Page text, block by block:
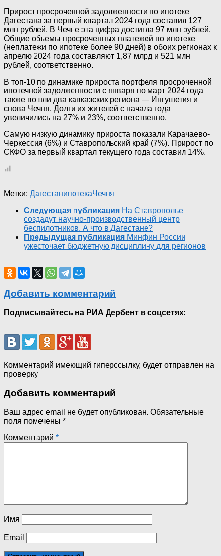
Прирост просроченной задолженности по ипотеке
Дагестана за первый квартал 2024 года составил 127
млн рублей. В Чечне эта цифра достигла 97 млн рублей.
Общие объемы просроченных платежей по ипотеке
(неплатежи по ипотеке более 90 дней) в обоих регионах к
апрелю 2024 года составляют 1,87 млрд и 521 млн
рублей, соответственно.
В топ-10 по динамике прироста портфеля просроченной
ипотечной задолженности с января по март 2024 года
также вошли два кавказских региона — Ингушетия и
снова Чечня. Долги их жителей с начала года
увеличились на 27% и 23%, соответственно.
Самую низкую динамику прироста показали Карачаево-
Черкессия (6%) и Ставропольский край (7%). Прирост по
СКФО за первый квартал текущего года составил 14%.
Метки: ДагестанипотекаЧечня
Следующая публикация На Ставрополье
создадут научно-производственный центр
беспилотников. А что в Дагестане?
Предыдущая публикация Минфин России
ужесточает бюджетную дисциплину для регионов
Добавить комментарий
Подписывайтесь на РИА Дербент в соцсетях:
Комментарий имеющий гиперссылку, будет отправлен на
проверку
Добавить комментарий
Ваш адрес email не будет опубликован. Обязательные
поля помечены *
Комментарий *
Имя
Email